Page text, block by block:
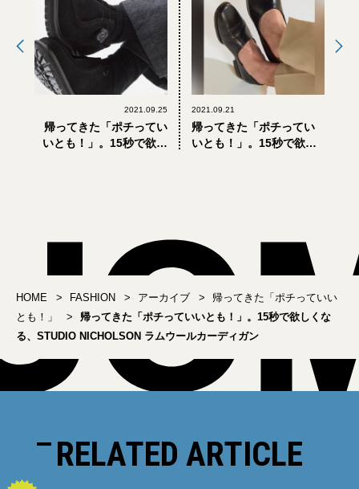
2021.09.25
帰ってきた「ポチってい
いとも！」。15秒で欲し
2021.09.21
帰ってきた「ポチってい
いとも！」。15秒で欲し
HOME FASHION アーカイブ
帰ってきた「ポチっていい
とも！」
帰ってきた「ポチっていいとも！」。15秒で欲しくな
る、STUDIO NICHOLSON ラムウールカーディガン
RELATED ARTICLE